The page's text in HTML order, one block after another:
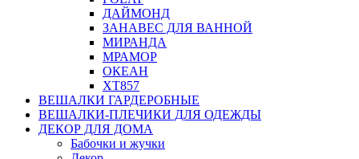
ДАЙМОНД
ЗАНАВЕС ДЛЯ ВАННОЙ
МИРАНДА
МРАМОР
ОКЕАН
ХТ857
ВЕШАЛКИ ГАРДЕРОБНЫЕ
ВЕШАЛКИ-ПЛЕЧИКИ ДЛЯ ОДЕЖДЫ
ДЕКОР ДЛЯ ДОМА
Бабочки и жучки